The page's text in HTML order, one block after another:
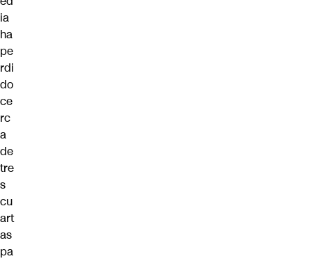
ia
ha
pe
rdi
do
ce
rc
a
de
tre
s
cu
art
as
pa